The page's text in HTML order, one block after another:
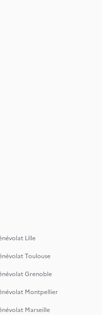
Lille
Toulouse
Grenoble
Montpellier
Marseille